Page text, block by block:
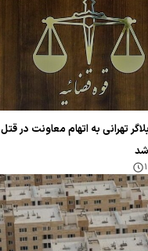
تهرانی به اتهام معاونت در قتل